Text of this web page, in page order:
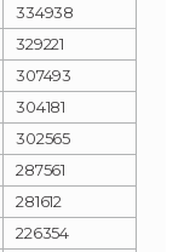
334938
329221
307493
304181
302565
287561
281612
226354